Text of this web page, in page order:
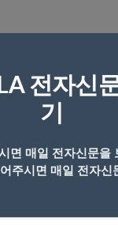
전자신
기
면 매일 전자신문을
주시면 매일 전자신